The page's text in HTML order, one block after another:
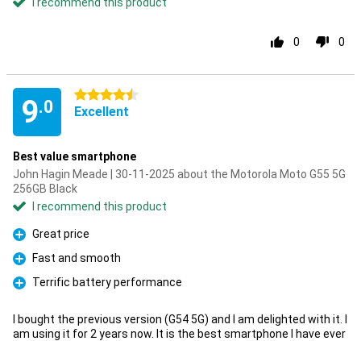
0 0
9.0
4.5 stars
Excellent
Best value smartphone
John Hagin Meade | 30-11-2025 about the Motorola Moto G55 5G
256GB Black
I recommend this product
Pro
Great price
Pro
Fast and smooth
Pro
Terrific battery performance
I bought the previous version (G54 5G) and I am delighted with it. I
am using it for 2 years now. It is the best smartphone I have ever